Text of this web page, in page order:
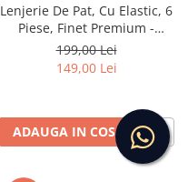
Lenjerie De Pat, Cu Elastic, 6
Piese, Finet Premium -
LPBF6PE48
199,00 Lei
149,00 Lei
ADAUGA IN COS